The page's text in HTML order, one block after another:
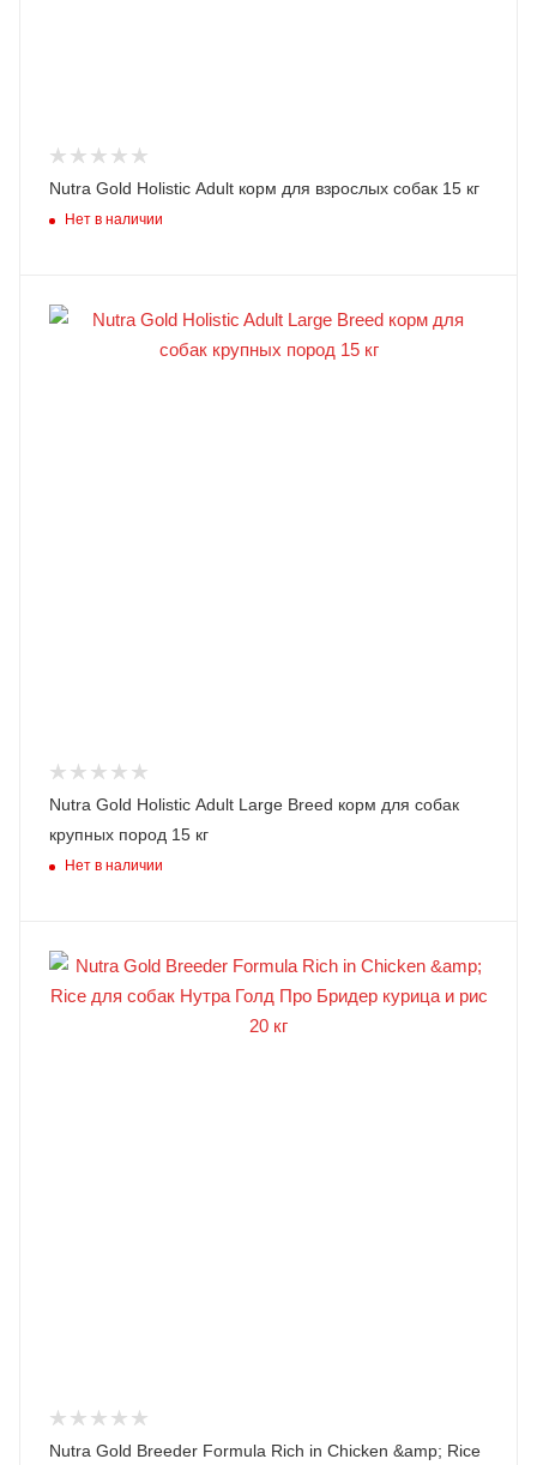
Nutra Gold Holistic Adult корм для взрослых собак 15 кг
Нет в наличии
Nutra Gold Holistic Adult Large Breed корм для собак
крупных пород 15 кг
Нет в наличии
Nutra Gold Breeder Formula Rich in Chicken &amp; Rice